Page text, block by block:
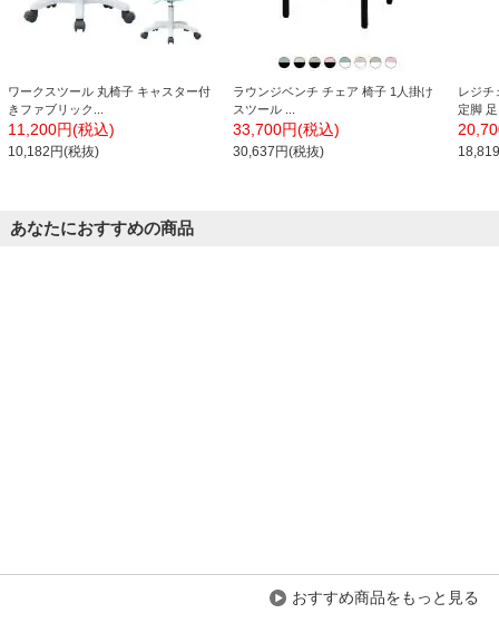
ワークスツール 丸椅子 キャスター付
きファブリック...
11,200円(税込)
10,182円(税抜)
ラウンジベンチ チェア 椅子 1人掛け
スツール ...
33,700円(税込)
30,637円(税抜)
レジチ
定脚
あなたにおすすめの商品
おすすめ商品をもっと見る